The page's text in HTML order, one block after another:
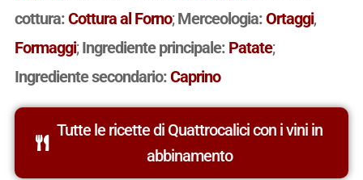
cottura:Cottura al Forno;Merceologia:Ortaggi,
Formaggi;Ingrediente principale: Patate;
Ingrediente secondario:Caprino
Tutte le ricette di Quattrocalici con i vini in
abbinamento